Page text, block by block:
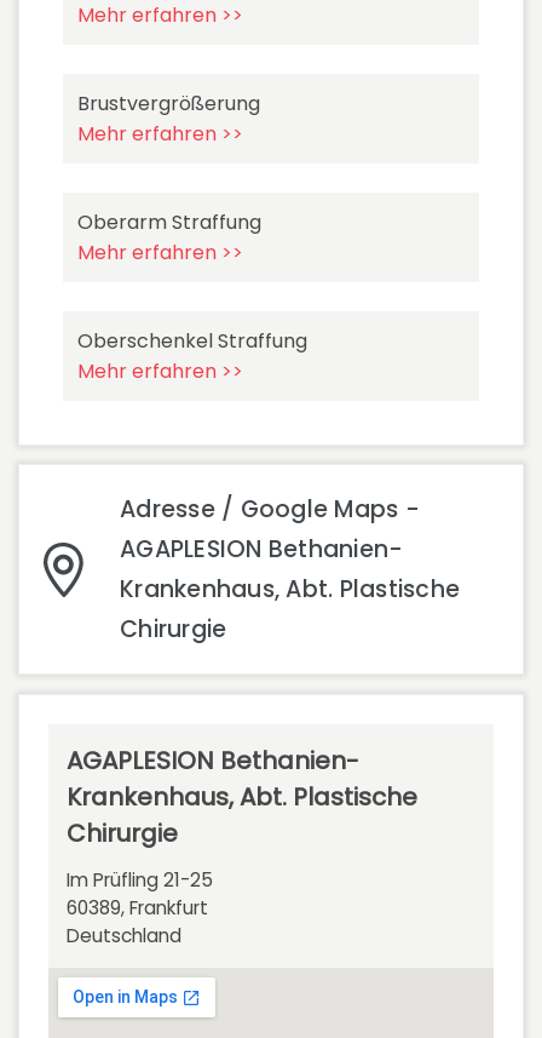
Mehr erfahren >>
Brustvergrößerung
Mehr erfahren >>
Oberarm Straffung
Mehr erfahren >>
Oberschenkel Straffung
Mehr erfahren >>
Adresse / Google Maps -
AGAPLESION Bethanien-
Krankenhaus, Abt. Plastische
Chirurgie
AGAPLESION Bethanien-
Krankenhaus, Abt. Plastische
Chirurgie
Im Prüfling 21-25
60389, Frankfurt
Deutschland